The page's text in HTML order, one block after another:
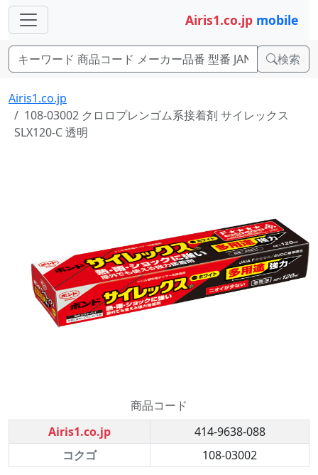
Airis1.co.jp mobile
検索
Airis1.co.jp
108-03002 クロロプレンゴム系接着剤 サイレックス
SLX120-C 透明
商品コード
Airis1.co.jp
414-9638-088
コクゴ
108-03002